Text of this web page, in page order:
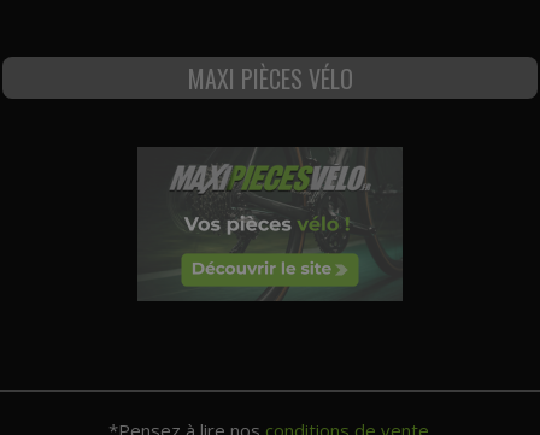
MAXI PIÈCES VÉLO